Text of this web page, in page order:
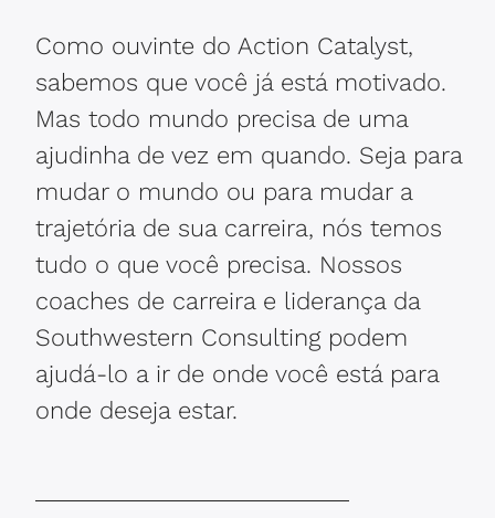
Como ouvinte do Action Catalyst,
sabemos que você já está motivado.
Mas todo mundo precisa de uma
ajudinha de vez em quando. Seja para
mudar o mundo ou para mudar a
trajetória de sua carreira, nós temos
tudo o que você precisa. Nossos
coaches de carreira e liderança da
Southwestern Consulting podem
ajudá-lo a ir de onde você está para
onde deseja estar.